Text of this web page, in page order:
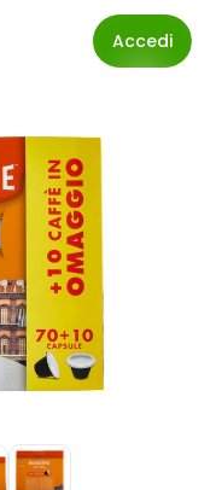
Accedi